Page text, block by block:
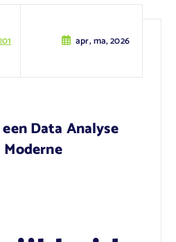
apr, ma, 2026
Data Analyse